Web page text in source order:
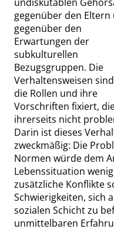
gegenüber den Eltern
gegenüber den
Erwartungen der
subkulturellen
Bezugsgruppen. Die
Verhaltensweisen
die Rollen und ihre
Vorschriften fixiert,
ihrerseits nicht
Darin ist dieses
zweckmäßig: Die
Normen würde dem
Lebenssituation
zusätzliche Konflikte
Schwierigkeiten, sich
sozialen Schicht zu
unmittelbaren